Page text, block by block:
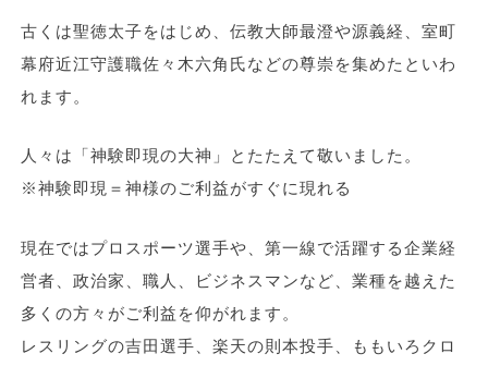
古くは聖徳太子をはじめ、伝教大師最澄や源義経、室町
幕府近江守護職佐々木六角氏などの尊崇を集めたといわ
れます。
人々は「神験即現の大神」とたたえて敬いました。
※神験即現＝神様のご利益がすぐに現れる
現在ではプロスポーツ選手や、第一線で活躍する企業経
営者、政治家、職人、ビジネスマンなど、業種を越えた
多くの方々がご利益を仰がれます。
レスリングの吉田選手、楽天の則本投手、ももいろクロ